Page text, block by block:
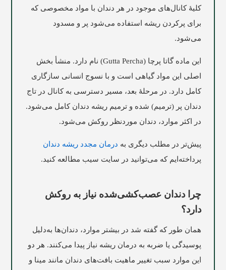
کلیۀ کانال‌های موجود در هر دندان با مواد مخصوصی که
برای پرکردن ریشه استفاده می‌شود پر و مسدود
می‌شود.
این ماده گاتا پرچا (Gutta Percha) نام دارد. منشأ بخش
اصلی اين مواد گیاهی است و با نسوج انسانی سازگاری
کامل دارد. در مرحلۀ بعد، مسیر دسترسی به کانال در تاج
دندان پر (ترمیم) شده و ترمیم ریشه دندان کامل می‌شود.
در اکثر موارد، دندان موردنظر روکش می‌شود.
پیش‌تر در مطلب دیگری به درمان مجدد ریشه دندان
پرداخته‌ایم که می‌توانید در سایت سیب مطالعه کنید.
چرا دندان عصب‌کشی‌شده نیاز به روکش
دارد؟
همان‌ طور که گفته شد در بیشتر موارد، دندان‌ها به‌دلیل
پوسیدگی یا ضربه به درمان ریشه نیاز پیدا می‌کنند. هر دو
این موارد سبب تغییر ماهیت بافت‌های دندان مانند مینا و